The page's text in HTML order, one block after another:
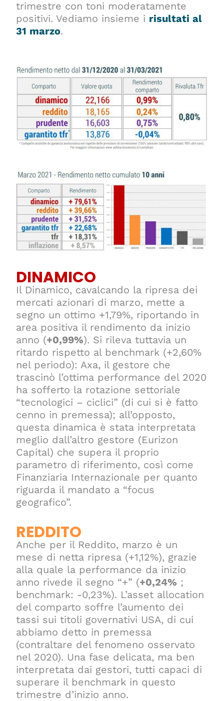
trimestre con toni moderatamente
positivi. Vediamo insieme i risultati al
31 marzo.
DINAMICO
Il Dinamico, cavalcando la ripresa dei
mercati azionari di marzo, mette a
segno un ottimo +1,79%, riportando in
area positiva il rendimento da inizio
anno (+0,99%). Si rileva tuttavia un
ritardo rispetto al benchmark (+2,60%
nel periodo): Axa, il gestore che
trascinò l’ottima performance del 2020
ha sofferto la rotazione settoriale
“tecnologici – ciclici” (di cui si è fatto
cenno in premessa); all’opposto,
questa dinamica è stata interpretata
meglio dall’altro gestore (Eurizon
Capital) che supera il proprio
parametro di riferimento, così come
Finanziaria Internazionale per quanto
riguarda il mandato a “focus
geografico”.
REDDITO
Anche per il Reddito, marzo è un
mese di netta ripresa (+1,12%), grazie
alla quale la performance da inizio
anno rivede il segno “+” (+0,24% ;
benchmark: -0,23%). L’asset allocation
del comparto soffre l’aumento dei
tassi sui titoli governativi USA, di cui
abbiamo detto in premessa
(contraltare del fenomeno osservato
nel 2020). Una fase delicata, ma ben
interpretata dai gestori, tutti capaci di
superare il benchmark in questo
trimestre d’inizio anno.